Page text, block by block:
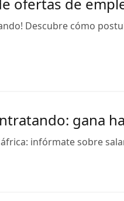
Descubre cómo
gana
infórmate sobre